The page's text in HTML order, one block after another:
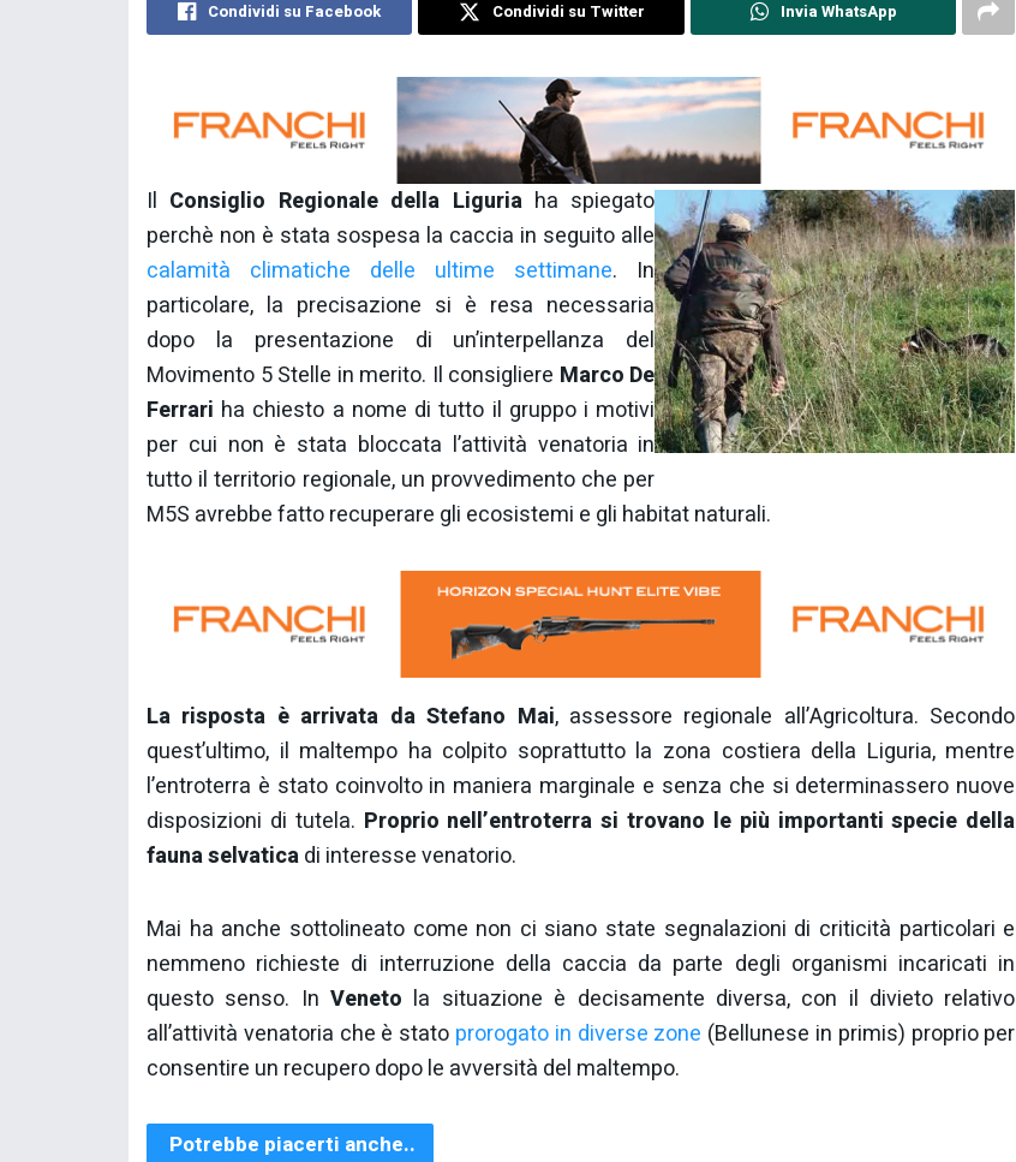
Condividi su Facebook Condividi su Twitter Invia WhatsApp
Il Consiglio Regionale della Liguriaha spiegato
perchè non è stata sospesa la caccia in seguito alle
calamità climatiche delle ultime settimane. In
particolare, la precisazione si è resa necessaria
dopo la presentazione di un’interpellanza del
Movimento 5 Stelle in merito. Il consigliere Marco De
Ferrari ha chiesto a nome di tutto il gruppo i motivi
per cui non è stata bloccata l’attività venatoria in
tutto il territorio regionale, un provvedimento che per
M5S avrebbe fatto recuperare gli ecosistemi e gli habitat naturali.
La risposta è arrivata da Stefano Mai, assessore regionale all’Agricoltura. Secondo
quest’ultimo, il maltempo ha colpito soprattutto la zona costiera della Liguria, mentre
l’entroterra è stato coinvolto in maniera marginale e senza che si determinassero nuove
disposizioni di tutela. Proprio nell’entroterra si trovano le più importanti specie della
fauna selvaticadi interesse venatorio.
Mai ha anche sottolineato come non ci siano state segnalazioni di criticità particolari e
nemmeno richieste di interruzione della caccia da parte degli organismi incaricati in
questo senso. InVeneto la situazione è decisamente diversa, con il divieto relativo
all’attività venatoria che è stato prorogato in diverse zone (Bellunese in primis) proprio per
consentire un recupero dopo le avversità del maltempo.
Potrebbe piacerti anche..